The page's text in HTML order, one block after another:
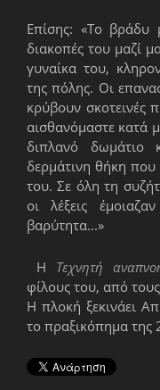
Επίσης: «Το βράδυ
διακοπές του μαζί
γυναίκα του,
της πόλης. Οι
κρύβουν σκοτεινές
αισθανόμαστε κατά
διπλανό δωμάτιο
δερμάτινη θήκη
του. Σε όλη τη
οι λέξεις
βαρύτητα...»
H Τεχνητή
φίλους του, από
Η πλοκή ξεκινάει
το πραξικόπημα της